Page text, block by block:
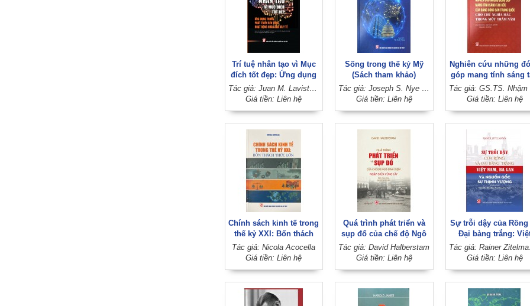
Trí tuệ nhân tạo vì Mục
đích tốt đẹp: Ứng dụng
trong phát triển bền
vững, hoạt động nhân
Tác giả: Juan M. Lavista Ferres - William B. Weeks (Đồng chủ biên)
Giá tiền: Liên hệ
Sống trong thế kỷ Mỹ
(Sách tham khảo)
Tác giả: Joseph S. Nye Jr.
Giá tiền: Liên hệ
Nghiên cứu những
góp mang tính sáng
gốc của Đảng Cộng
Trung Quốc cho chủ
Giá tiền: Liên hệ
Chính sách kinh tế trong
thế kỷ XXI: Bốn thách
thức lớn
Tác giả: Nicola Acocella
Giá tiền: Liên hệ
Quá trình phát triển và
sụp đổ của chế độ Ngô
Đình Diệm - Ngập giữa
vũng lầy
Tác giả: David Halberstam
Giá tiền: Liên hệ
Sự trỗi dậy của Rồng
Đại bàng trắng:
Nam, Ba Lan và
gốc sự thịnh vượng
Tác giả:
Giá tiền: Liên hệ